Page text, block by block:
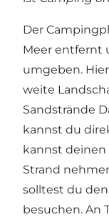
Der
Meer entfernt
umgeben.
weite
Sandstrände
kannst du
kannst deinen
Strand
solltest du
besuchen. An